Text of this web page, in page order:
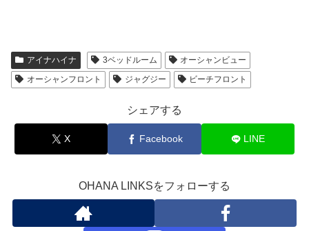
アイナハイナ 3ベッドルーム
オーシャンビュー
オーシャンフロント
ジャグジー ビーチフロント
シェアする
X Facebook LINE
OHANA LINKSをフォローする